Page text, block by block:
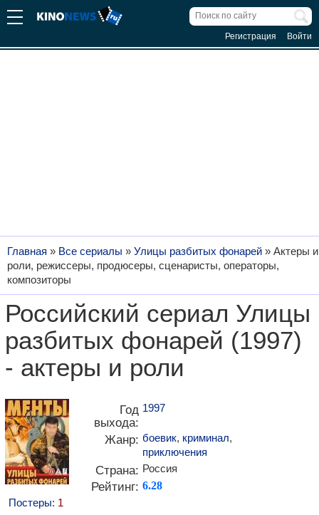
Регистрация Войти
Главная » Все сериалы » Улицы разбитых фонарей » Актеры и
роли, режиссеры, продюсеры, сценаристы, операторы,
композиторы
Российский сериал Улицы
разбитых фонарей (1997)
- актеры и роли
Год
выхода:
1997
Жанр: боевик, криминал,
приключения
Страна: Россия
Рейтинг: 6.28
Постеры: 1